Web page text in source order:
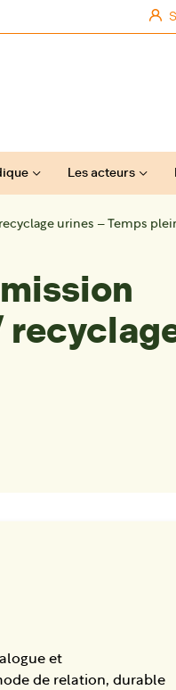
Les acteurs
urines – Temps
et
de relation, durable